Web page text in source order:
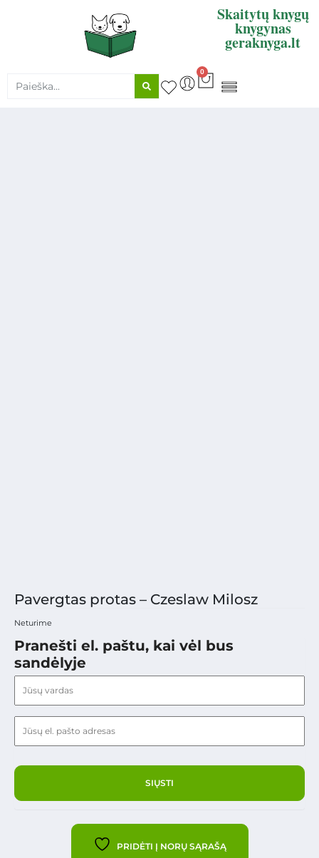
Skaitytų knygų
knygynas
geraknyga.lt
0
Pavergtas protas – Czeslaw Milosz
Neturime
Pranešti el. paštu, kai vėl bus
sandėlyje
PRIDĖTI Į NORŲ SĄRAŠĄ